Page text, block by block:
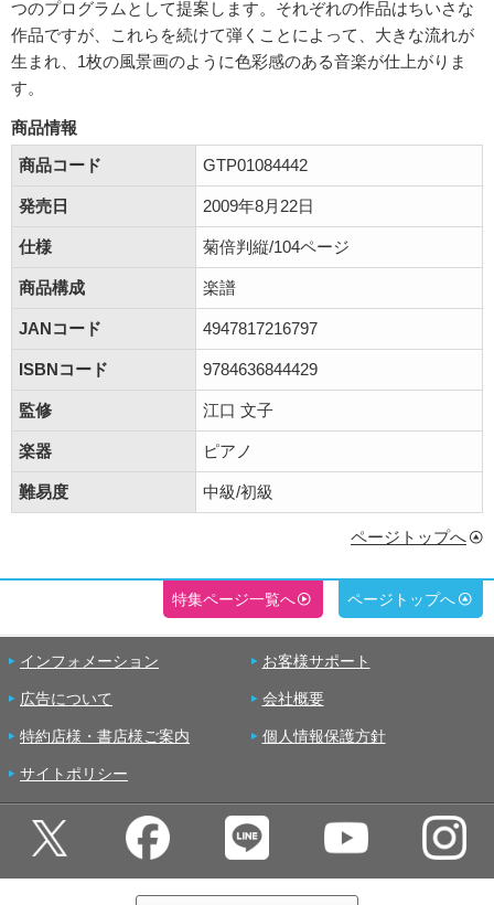
つのプログラムとして提案します。それぞれの作品はちいさな
作品ですが、これらを続けて弾くことによって、大きな流れが
生まれ、1枚の風景画のように色彩感のある音楽が仕上がりま
す。
商品情報
商品コード
GTP01084442
発売日 2009年8月22日
仕様 菊倍判縦/104ページ
商品構成 楽譜
JANコード 4947817216797
ISBNコード 9784636844429
監修 江口 文子
楽器 ピアノ
難易度 中級/初級
ページトップへ
特集ページ一覧へ ページトップへ
インフォメーション お客様サポート
広告について 会社概要
特約店様・書店様ご案内 個人情報保護方針
サイトポリシー